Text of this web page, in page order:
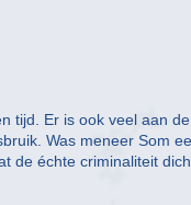
tijd. Er is ook veel aan
Was meneer Som
de échte criminaliteit